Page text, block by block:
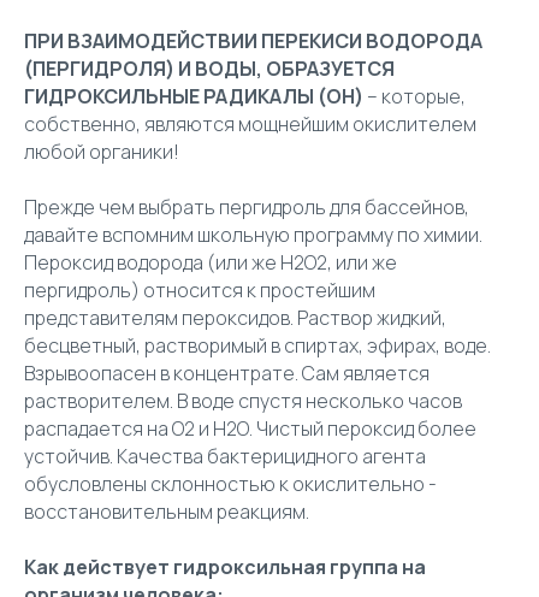
ПРИ ВЗАИМОДЕЙСТВИИ ПЕРЕКИСИ ВОДОРОДА
(ПЕРГИДРОЛЯ) И ВОДЫ, ОБРАЗУЕТСЯ
ГИДРОКСИЛЬНЫЕ РАДИКАЛЫ (OH) – которые,
собственно, являются мощнейшим окислителем
любой органики!
Прежде чем выбрать пергидроль для бассейнов,
давайте вспомним школьную программу по химии.
Пероксид водорода (или же Н2О2, или же
пергидроль) относится к простейшим
представителям пероксидов. Раствор жидкий,
бесцветный, растворимый в спиртах, эфирах, воде.
Взрывоопасен в концентрате. Сам является
растворителем. В воде спустя несколько часов
распадается на О2 и Н2О. Чистый пероксид более
устойчив. Качества бактерицидного агента
обусловлены склонностью к окислительно -
восстановительным реакциям.
Как действует гидроксильная группа на